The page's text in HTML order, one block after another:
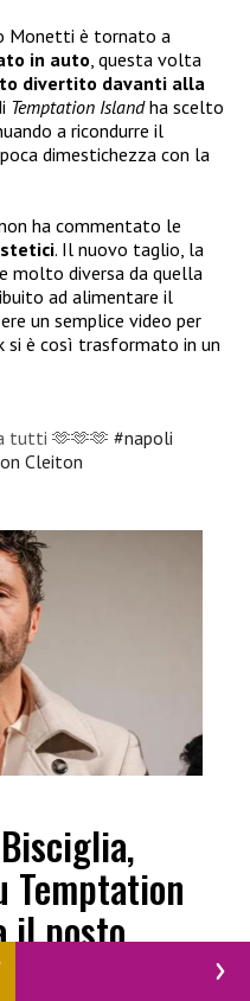
Monetti è tornato a
in auto , questa volta
divertito davanti alla
Temptation Islandha scelto
a ricondurre il
dimestichezza con la
ha commentato le
. Il nuovo taglio, la
molto diversa da quella
ad alimentare il
un semplice video per
si è così trasformato in un
tutti 🫶🫶🫶#napoli
Cleiton
Temptation
il posto